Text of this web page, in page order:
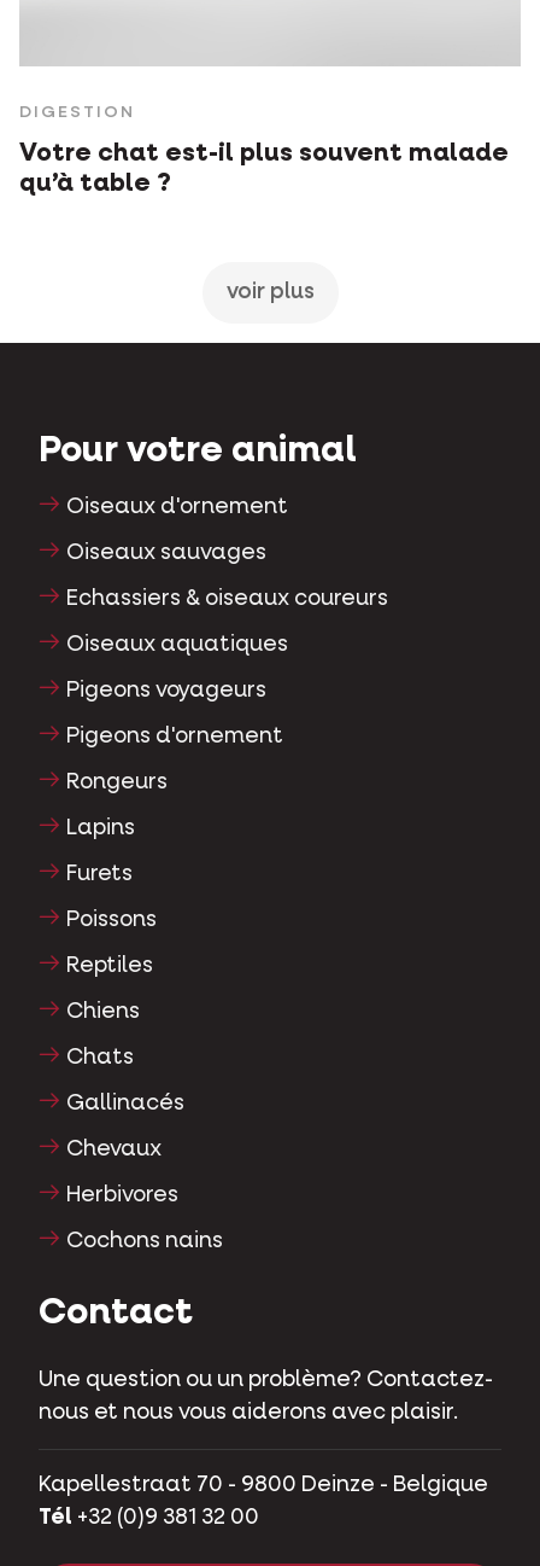
DIGESTION
Votre chat est-il plus souvent malade
qu’à table ?
voir plus
Pour votre animal
Oiseaux d'ornement
Oiseaux sauvages
Echassiers & oiseaux coureurs
Oiseaux aquatiques
Pigeons voyageurs
Pigeons d'ornement
Rongeurs
Lapins
Furets
Poissons
Reptiles
Chiens
Chats
Gallinacés
Chevaux
Herbivores
Cochons nains
Contact
Une question ou un problème? Contactez-
nous et nous vous aiderons avec plaisir.
Kapellestraat 70 - 9800 Deinze - Belgique
Tél +32 (0)9 381 32 00